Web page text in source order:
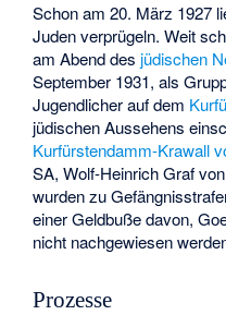
Schon am 20. März 1927
Juden verprügeln. Weit
am Abend des jüdischen
September 1931, als
Jugendlicher auf dem
jüdischen Aussehens
Kurfürstendamm-Krawall
SA,Wolf-Heinrich Graf
wurden zu
einer Geldbuße davon,
nicht nachgewiesen
Prozesse